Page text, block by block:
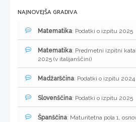
NAJNOVEJŠA GRADIVA
Matematika: Podatki o izpitu 2025
Matematika: Predmetni izpitni
2025 (v italijanščini)
Madžarščina: Podatki o izpitu 2024
Slovenščina: Podatki o izpitu 2025
Španščina: Maturitetna pola 1,